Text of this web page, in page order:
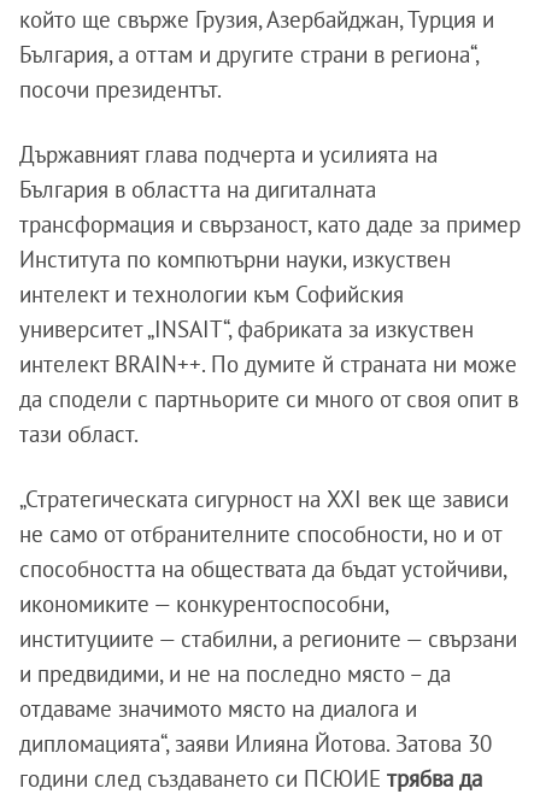
който ще свърже Грузия, Азербайджан, Турция и
България, а оттам и другите страни в региона“,
посочи президентът.
Държавният глава подчерта и усилията на
България в областта на дигиталната
трансформация и свързаност, като даде за пример
Института по компютърни науки, изкуствен
интелект и технологии към Софийския
университет „INSAIT“, фабриката за изкуствен
интелект BRAIN++. По думите й страната ни може
да сподели с партньорите си много от своя опит в
тази област.
„Стратегическата сигурност на XXI век ще зависи
не само от отбранителните способности, но и от
способността на обществата да бъдат устойчиви,
икономиките — конкурентоспособни,
институциите — стабилни, а регионите — свързани
и предвидими, и не на последно място – да
отдаваме значимото място на диалога и
дипломацията“, заяви Илияна Йотова. Затова 30
години след създаването си ПСЮИЕ трябва да